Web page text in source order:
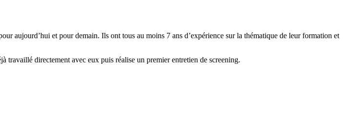
aujourd’hui et pour demain. Ils ont tous au moins 7 ans d’expérience sur la thématique de leur formation et
travaillé directement avec eux puis réalise un premier entretien de screening.